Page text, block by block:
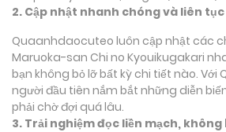
2. Cập nhật nhanh chóng và liên tục
Quaanhdaocuteo luôn cập nhật các
Maruoka-san Chi no Kyouikugakari
bạn không bỏ lỡ bất kỳ chi tiết nào. Với
người đầu tiên nắm bắt những diễn
phải chờ đợi quá lâu.
3. Trải nghiệm đọc liền mạch,